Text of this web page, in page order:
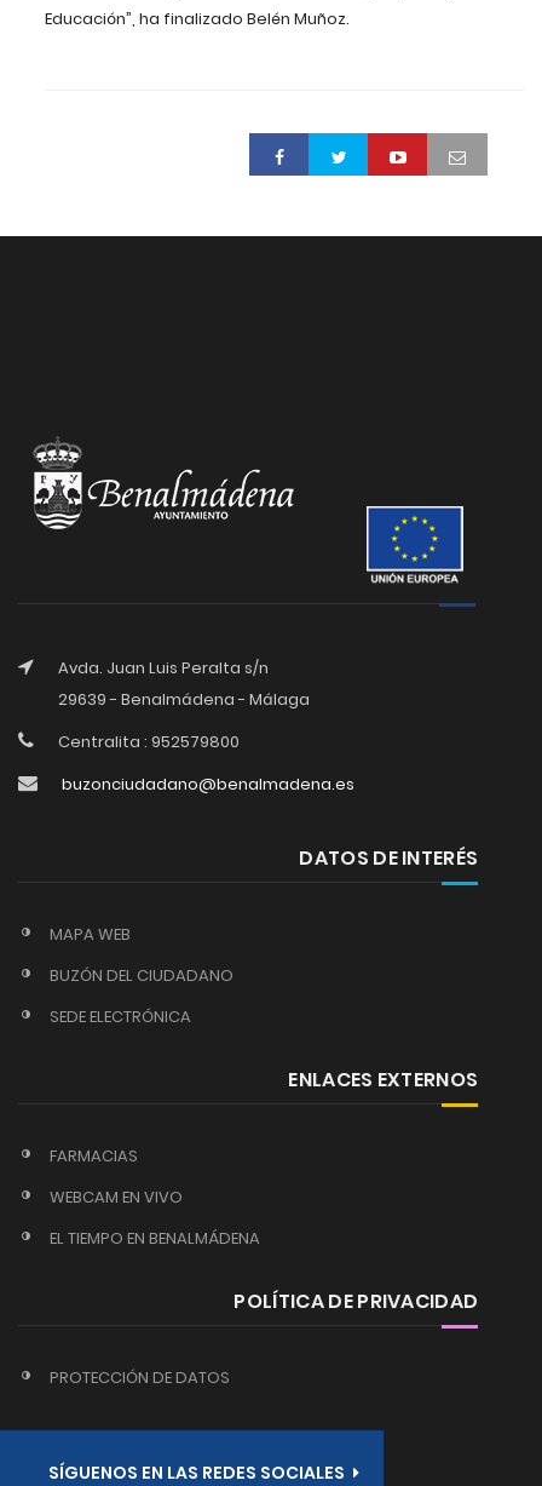
Educación”, ha finalizado Belén Muñoz.
Avda. Juan Luis Peralta s/n
29639 - Benalmádena - Málaga
Centralita : 952579800
buzonciudadano@benalmadena.es
DATOS DE INTERÉS
MAPA WEB
BUZÓN DEL CIUDADANO
SEDE ELECTRÓNICA
ENLACES EXTERNOS
FARMACIAS
WEBCAM EN VIVO
EL TIEMPO EN BENALMÁDENA
POLÍTICA DE PRIVACIDAD
PROTECCIÓN DE DATOS
SÍGUENOS EN LAS REDES SOCIALES